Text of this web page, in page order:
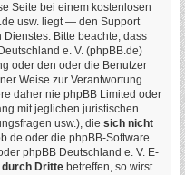
Seite bei einem kostenlosen
usw. liegt — den Support
Bitte beachte, dass
e. V. (phpBB.de)
oder den oder die Benutzer
Weise zur Verantwortung
daher nie phpBB Limited oder
mit jeglichen juristischen
usw.), die sich nicht
oder die phpBB-Software
phpBB Deutschland e. V. E-
Dritte betreffen, so wirst